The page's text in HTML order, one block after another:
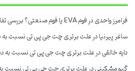
فرامرز واحدیدرفوم EVA یا فوم صنعتی؟ بررسی تفاوت‌ها، مزایا و کاربردها
ساغر پیرنیادرعلت برتری چت جی پی تی نسبت
دایه خالقیدرعلت برتری چت جی پی تی نسبت به